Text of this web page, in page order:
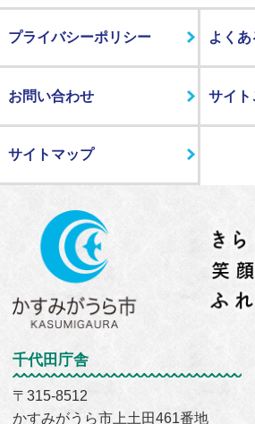
プライバシーポリシー よくあ
お問い合わせ サイト
サイトマップ
千代田庁舎
〒315-8512
かすみがうら市上土田461番地